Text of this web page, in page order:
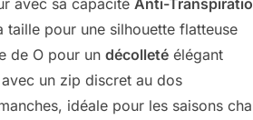
taille pour une silhouette flatteuse
de O pour undécolleté élégant
avec un zip discret au dos
idéale pour les saisons